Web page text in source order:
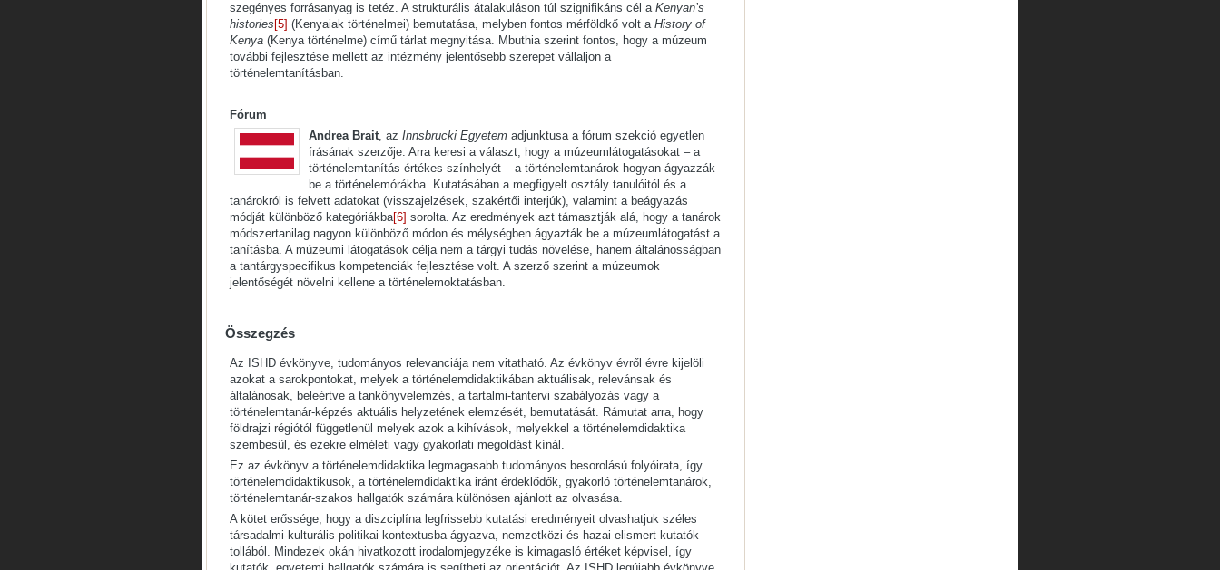
szegényes forrásanyag is tetéz. A strukturális átalakuláson túl szignifikáns cél a Kenyan’s
histories [5] (Kenyaiak történelmei) bemutatása, melyben fontos mérföldkő volt a History of
Kenya (Kenya történelme) című tárlat megnyitása. Mbuthia szerint fontos, hogy a múzeum
további fejlesztése mellett az intézmény jelentősebb szerepet vállaljon a
történelemtanításban.
Fórum
Andrea Brait, az Innsbrucki Egyetem adjunktusa a fórum szekció egyetlen
írásának szerzője. Arra keresi a választ, hogy a múzeumlátogatásokat – a
történelemtanítás értékes színhelyét – a történelemtanárok hogyan ágyazzák
be a történelemórákba. Kutatásában a megfigyelt osztály tanulóitól és a
tanárokról is felvett adatokat (visszajelzések, szakértői interjúk), valamint a beágyazás
módját különböző kategóriákba[6] sorolta. Az eredmények azt támasztják alá, hogy a tanárok
módszertanilag nagyon különböző módon és mélységben ágyazták be a múzeumlátogatást a
tanításba. A múzeumi látogatások célja nem a tárgyi tudás növelése, hanem általánosságban
a tantárgyspecifikus kompetenciák fejlesztése volt. A szerző szerint a múzeumok
jelentőségét növelni kellene a történelemoktatásban.
Összegzés
Az ISHD évkönyve, tudományos relevanciája nem vitatható. Az évkönyv évről évre kijelöli
azokat a sarokpontokat, melyek a történelemdidaktikában aktuálisak, relevánsak és
általánosak, beleértve a tankönyvelemzés, a tartalmi-tantervi szabályozás vagy a
történelemtanár-képzés aktuális helyzetének elemzését, bemutatását. Rámutat arra, hogy
földrajzi régiótól függetlenül melyek azok a kihívások, melyekkel a történelemdidaktika
szembesül, és ezekre elméleti vagy gyakorlati megoldást kínál.
Ez az évkönyv a történelemdidaktika legmagasabb tudományos besorolású folyóirata, így
történelemdidaktikusok, a történelemdidaktika iránt érdeklődők, gyakorló történelemtanárok,
történelemtanár-szakos hallgatók számára különösen ajánlott az olvasása.
A kötet erőssége, hogy a diszciplína legfrissebb kutatási eredményeit olvashatjuk széles
társadalmi-kulturális-politikai kontextusba ágyazva, nemzetközi és hazai elismert kutatók
tollából. Mindezek okán hivatkozott irodalomjegyzéke is kimagasló értéket képvisel, így